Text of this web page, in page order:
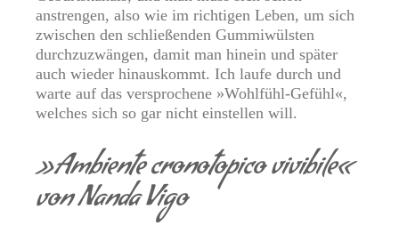
anstrengen, also wie im richtigen Leben, um sich
zwischen den schließenden Gummiwülsten
durchzuzwängen, damit man hinein und später
auch wieder hinauskommt. Ich laufe durch und
warte auf das versprochene »Wohlfühl-Gefühl«,
welches sich so gar nicht einstellen will.
»Ambiente cronotopico vivibile«
von Nanda Vigo